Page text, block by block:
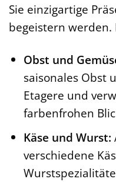
Sie einzigartige
begeistern werden.
Obst und
saisonales Obst
Etagere und
farbenfrohen
Käse und Wurst:
verschiedene